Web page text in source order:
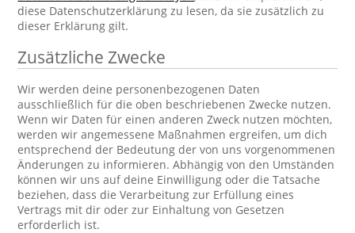
diese Datenschutzerklärung zu lesen, da sie zusätzlich zu
dieser Erklärung gilt.
Zusätzliche Zwecke
Wir werden deine personenbezogenen Daten
ausschließlich für die oben beschriebenen Zwecke nutzen.
Wenn wir Daten für einen anderen Zweck nutzen möchten,
werden wir angemessene Maßnahmen ergreifen, um dich
entsprechend der Bedeutung der von uns vorgenommenen
Änderungen zu informieren. Abhängig von den Umständen
können wir uns auf deine Einwilligung oder die Tatsache
beziehen, dass die Verarbeitung zur Erfüllung eines
Vertrags mit dir oder zur Einhaltung von Gesetzen
erforderlich ist.